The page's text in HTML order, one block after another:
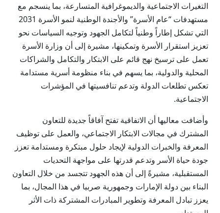
التغيرات الاجتماعية والديموغرافية المتسارعة، بما ينسجم مع
مستهدفات “عام الأسرة” والأجندة الوطنية لنمو الأسرة 2031
التي تشكل إطاراً وطنياً لتكامل الجهود وتوجيه السياسات نحو
تعزيز استقرار الأسرة وتمكينها، مشيرة إلى أن وزارة الأسرة
تعمل على ترسيخ نهج قائم على الابتكار والتكامل والشراكات
المحلية والدولية، بما يسهم في بناء منظومة أسرية مستدامة
تعكس تطلعات الدولة وتدعم تنافسيتها في المؤشرات
الاجتماعية.
وأضافت معاليها أن الاتفاقية تفتح آفاقاً جديدة للتعاون
المشترك في مجالات الابتكار الاجتماعي، والعمل على توظيف
المعرفة والخبرات الدولية لإيجاد حلول مبتكرة ومستدامة تعزز
جودة حياة الأسر وتدعم قدرتها على مواجهة التحديات
المستقبلية، مشيرةً إلى أن هذه الجهود تتجسد من خلال التعاون
البناء بين دولة الإمارات وجمهورية صربيا في هذا المجال، بما
يعزز تبادل المعرفة وتطوير المبادرات المشتركة ذات الأثر